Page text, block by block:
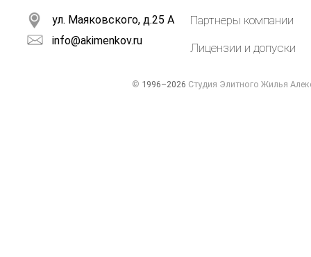
ул. Маяковского, д.25 А
info@akimenkov.ru
Партнеры компании
Лицензии и допуски
© 1996–2026 Студия Элитного Жилья